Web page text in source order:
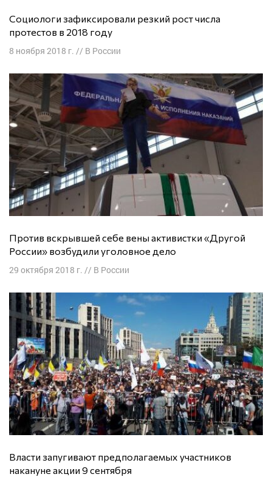
Социологи зафиксировали резкий рост числа
протестов в 2018 году
8 ноября 2018 г. // В России
Против вскрывшей себе вены активистки «Другой
России» возбудили уголовное дело
29 октября 2018 г. // В России
Власти запугивают предполагаемых участников
накануне акции 9 сентября